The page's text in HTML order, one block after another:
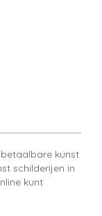
kunst
schilderijen in
kunt